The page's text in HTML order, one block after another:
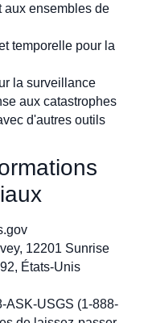
aux ensembles de
temporelle pour la
la surveillance
aux catastrophes
d'autres outils
12201 Sunrise
États-Unis
ASK-USGS (1-888-